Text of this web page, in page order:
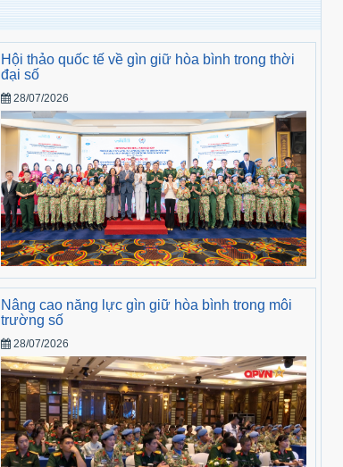
Hội thảo quốc tế về gìn giữ hòa bình trong thời
đại số
28/07/2026
Nâng cao năng lực gìn giữ hòa bình trong môi
trường số
28/07/2026